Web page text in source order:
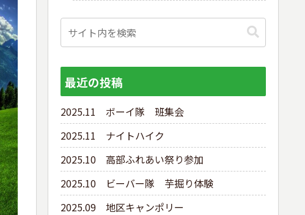
最近の投稿
2025.11 ボーイ隊 班集会
2025.11 ナイトハイク
2025.10 高部ふれあい祭り参加
2025.10 ビーバー隊 芋掘り体験
2025.09 地区キャンポリー